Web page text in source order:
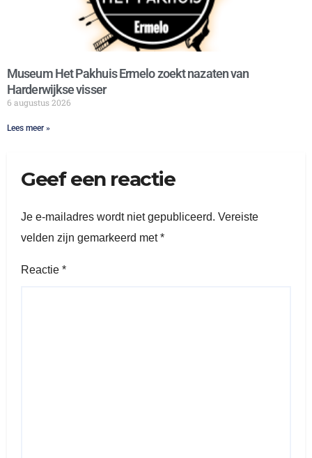
Museum Het Pakhuis Ermelo zoekt nazaten van
Harderwijkse visser
6 augustus 2026
Lees meer »
Geef een reactie
Je e-mailadres wordt niet gepubliceerd. Vereiste
velden zijn gemarkeerd met*
Reactie *